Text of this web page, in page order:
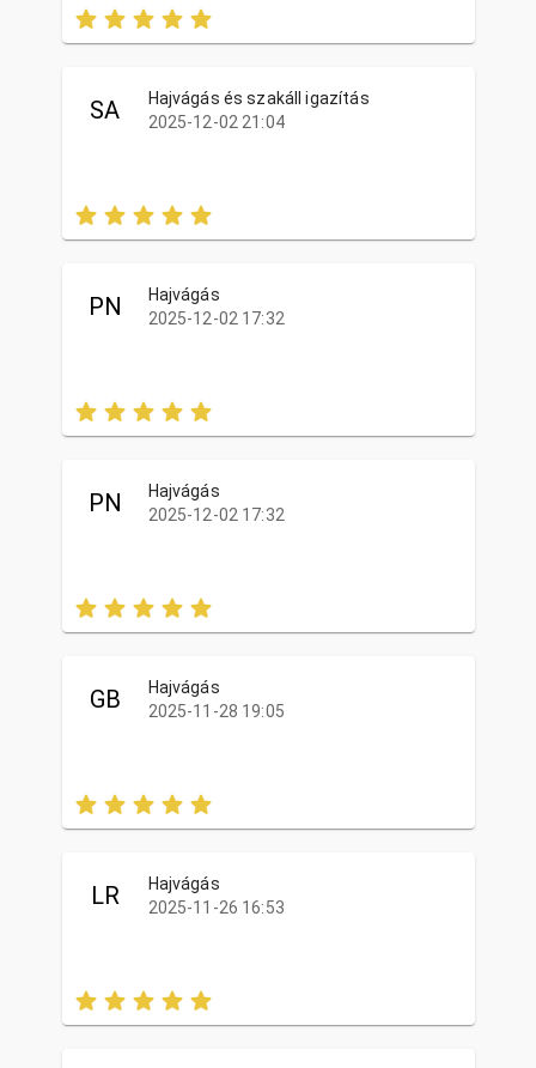
SA
Hajvágás és szakáll igazítás
2025-12-02 21:04
PN
Hajvágás
2025-12-02 17:32
PN
Hajvágás
2025-12-02 17:32
GB
Hajvágás
2025-11-28 19:05
LR
Hajvágás
2025-11-26 16:53